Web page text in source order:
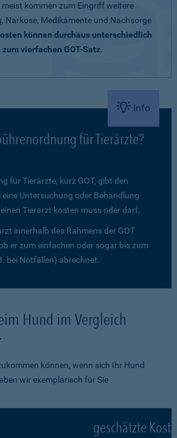
meist kommen zum Eingriff weitere
Narkose, Medikamente und Nachsorge
können durchaus unterschiedlich
vierfachen GOT-Satz.
Info
für Tierärzte?
für Tierärzte, kurz GOT, gibt den
eine Untersuchung oder Behandlung
Tierarzt kosten muss oder darf.
innerhalb des Rahmens der GOT
er zum einfachen oder sogar bis zum
bei Notfällen) abrechnet.
Hund im Vergleich
können, wenn sich Ihr Hund
wir exemplarisch für Sie
geschätzte